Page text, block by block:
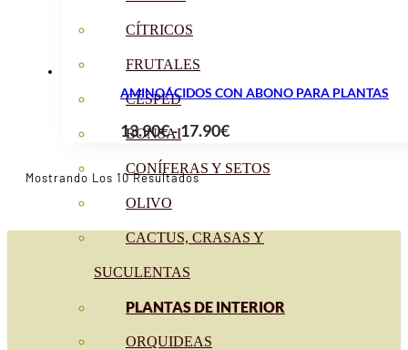
CÍTRICOS
FRUTALES
CÉSPED
BONSAI
CONÍFERAS Y SETOS
OLIVO
CACTUS, CRASAS Y
SUCULENTAS
PLANTAS DE INTERIOR
ORQUIDEAS
AMINOÁCIDOS CON ABONO PARA PLANTAS
13.90€-17.90€Rango
precios:
13.90€
Mostrando Los 10 ResultadosOrdenado